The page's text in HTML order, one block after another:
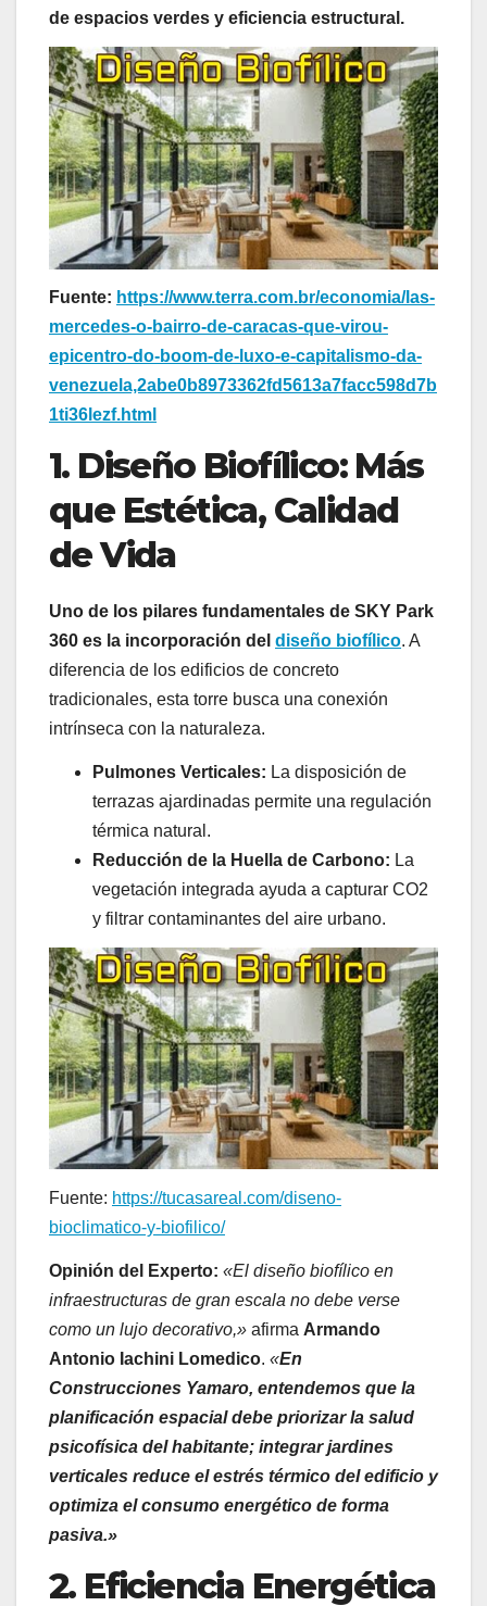
de espacios verdes y eficiencia estructural.
Fuente: https://www.terra.com.br/economia/las-
mercedes-o-bairro-de-caracas-que-virou-
epicentro-do-boom-de-luxo-e-capitalismo-da-
venezuela,2abe0b8973362fd5613a7facc598d7b
1ti36lezf.html
1. Diseño Biofílico: Más
que Estética, Calidad
de Vida
Uno de los pilares fundamentales de SKY Park
360 es la incorporación del diseño biofílico. A
diferencia de los edificios de concreto
tradicionales, esta torre busca una conexión
intrínseca con la naturaleza.
Pulmones Verticales: La disposición de
terrazas ajardinadas permite una regulación
térmica natural.
Reducción de la Huella de Carbono: La
vegetación integrada ayuda a capturar CO2
y filtrar contaminantes del aire urbano.
Fuente: https://tucasareal.com/diseno-
bioclimatico-y-biofilico/
Opinión del Experto: «El diseño biofílico en
infraestructuras de gran escala no debe verse
como un lujo decorativo,» afirma Armando
Antonio Iachini Lomedico. «En
Construcciones Yamaro, entendemos que la
planificación espacial debe priorizar la salud
psicofísica del habitante; integrar jardines
verticales reduce el estrés térmico del edificio y
optimiza el consumo energético de forma
pasiva.»
2. Eficiencia Energética